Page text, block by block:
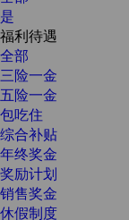
是
福利待遇
全部
三险一金
五险一金
包吃住
综合补贴
年终奖金
奖励计划
销售奖金
休假制度